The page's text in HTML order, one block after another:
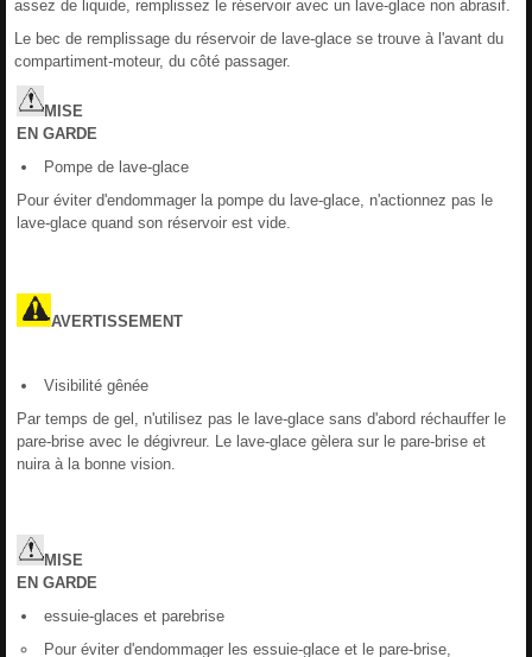
assez de liquide, remplissez le réservoir avec un lave-glace non abrasif.
Le bec de remplissage du réservoir de lave-glace se trouve à l'avant du
compartiment-moteur, du côté passager.
MISE
EN GARDE
Pompe de lave-glace
Pour éviter d'endommager la pompe du lave-glace, n'actionnez pas le
lave-glace quand son réservoir est vide.
AVERTISSEMENT
Visibilité gênée
Par temps de gel, n'utilisez pas le lave-glace sans d'abord réchauffer le
pare-brise avec le dégivreur. Le lave-glace gèlera sur le pare-brise et
nuira à la bonne vision.
MISE
EN GARDE
essuie-glaces et parebrise
Pour éviter d'endommager les essuie-glace et le pare-brise,